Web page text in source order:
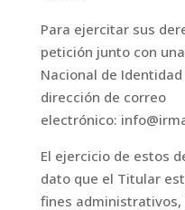
Para ejercitar sus
petición junto con
Nacional de
dirección de correo
electrónico:
El ejercicio de estos
dato que el Titular
fines administrativos,